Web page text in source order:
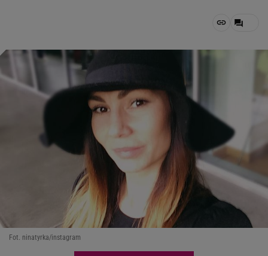
Fot. ninatyrka/instagram